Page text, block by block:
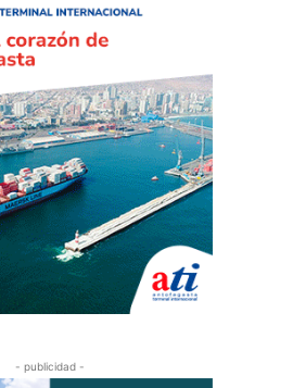
- publicidad -